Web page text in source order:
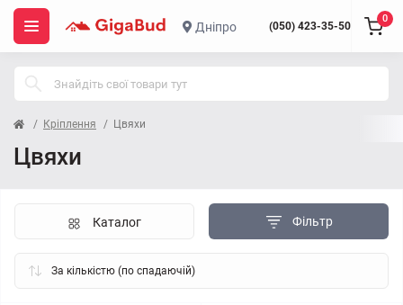
Дніпро (050) 423-35-50
0
Кріплення Цвяхи
Цвяхи
Фільтр
Каталог